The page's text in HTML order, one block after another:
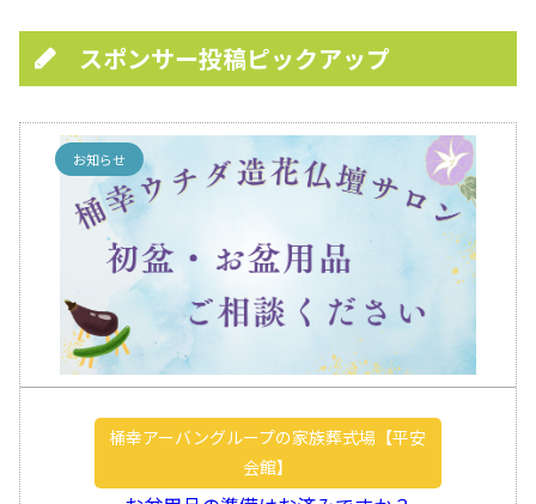
スポンサー投稿ピックアップ
お知らせ
桶幸アーバングループの家族葬式場【平安
会館】